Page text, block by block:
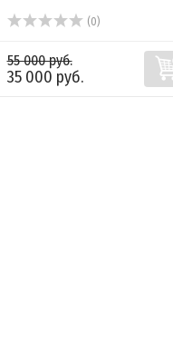
(0)
55 000 руб.
35 000 руб.